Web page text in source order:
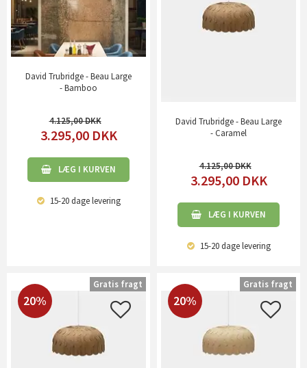
David Trubridge - Beau Large
- Bamboo
4.125,00
3.295,00 DKK
LÆG I KURVEN
15-20 dagelevering
David Trubridge - Beau Large
- Caramel
4.125,00
3.295,00 DKK
LÆG I KURVEN
15-20 dagelevering
20%
Gratis fragt
20%
Gratis fragt